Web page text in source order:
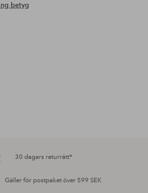
betyg
30 dagars returrätt*
Gäller för postpaket över 599 SEK